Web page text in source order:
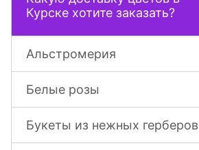
Курске хотите заказать?
Альстромерия
Белые розы
Букеты из нежных герберов